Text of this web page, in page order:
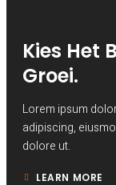
Kies Het
Groei.
Lorem ipsum
adipiscing,
dolore ut.
LEARN MORE